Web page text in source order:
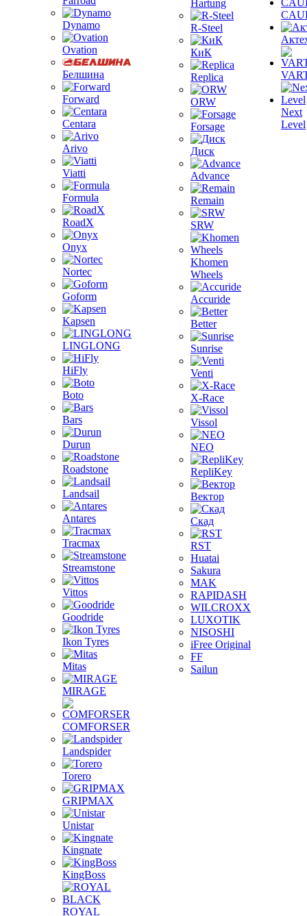
Dynamo
Ovation
Белшина
Forward
Centara
Arivo
Viatti
Formula
RoadX
Onyx
Nortec
Goform
Kapsen
LINGLONG
HiFly
Boto
Bars
Durun
Roadstone
Landsail
Antares
Tracmax
Streamstone
Vittos
Goodride
Ikon Tyres
Mitas
MIRAGE
COMFORSER
Landspider
Torero
GRIPMAX
Unistar
Kingnate
KingBoss
ROYAL
Hartung
R-Steel
КиК
Replica
ORW
Forsage
Диск
Advance
Remain
SRW
Khomen
Wheels
Accuride
Better
Sunrise
Venti
X-Race
Vissol
NEO
RepliKey
Вектор
Скад
RST
Huatai
Sakura
MAK
RAPIDASH
WILCROXX
LUXOTIK
NISOSHI
iFree Original
FF
Sailun
Next
Level